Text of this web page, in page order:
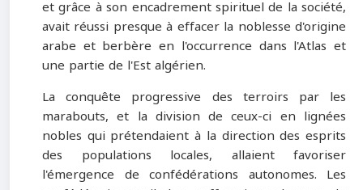
et grâce à son encadrement spirituel de la société,
avait réussi presque à effacer la noblesse d'origine
arabe et berbère en l'occurrence dans l'Atlas et
une partie de l'Est algérien.
La conquête progressive des terroirs par les
marabouts, et la division de ceux-ci en lignées
nobles qui prétendaient à la direction des esprits
des populations locales, allaient favoriser
l'émergence de confédérations autonomes. Les